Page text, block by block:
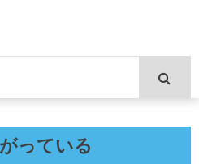
っている